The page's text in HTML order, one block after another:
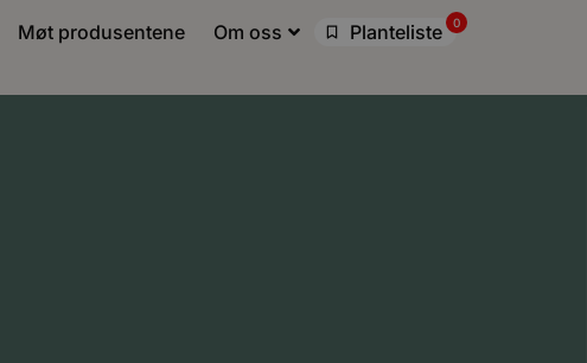
Møt produsentene Om oss Planteliste 0